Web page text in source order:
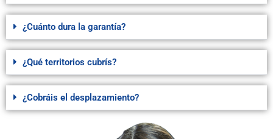
¿Cuánto dura la garantía?
¿Qué territorios cubrís?
¿Cobráis el desplazamiento?